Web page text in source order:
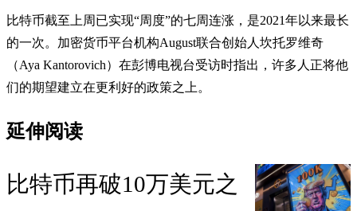
比特币截至上周已实现“周度”的七周连涨，是2021年以来最长
的一次。加密货币平台机构August联合创始人坎托罗维奇
（Aya Kantorovich）在彭博电视台受访时指出，许多人正将他
们的期望建立在更利好的政策之上。
延伸阅读
比特币再破10万美元之